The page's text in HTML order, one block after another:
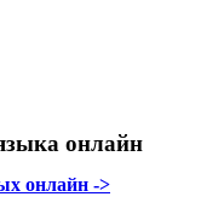
онлайн
онлайн ->